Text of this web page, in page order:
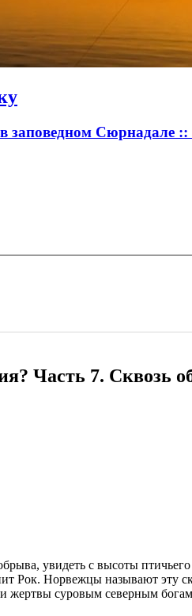
заповедном Сюрнадале
Часть 7. Сквозь
увидеть с высоты
Рок. Норвежцы называют эту
жертвы суровым северным